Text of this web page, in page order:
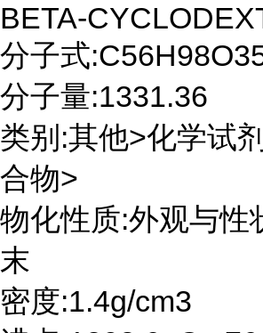
BETA-
分子式
分子量:1331.36
类别:其他>化学试
合物>
物化性质:外观与性
末
密度:1.4g/cm3